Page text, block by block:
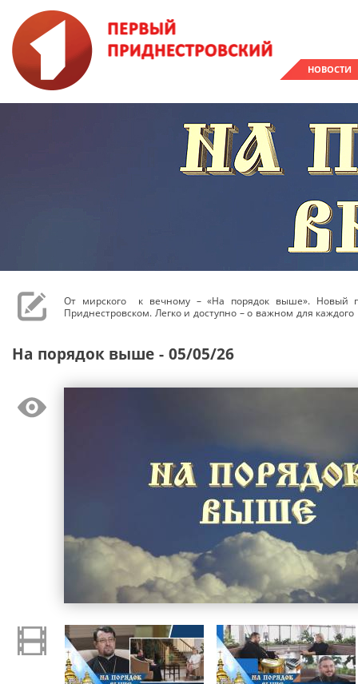
НОВОСТИ
От мирского к вечному – «На порядок выше». Новый
Приднестровском. Легко и доступно – о важном для каждого
На порядок выше - 05/05/26